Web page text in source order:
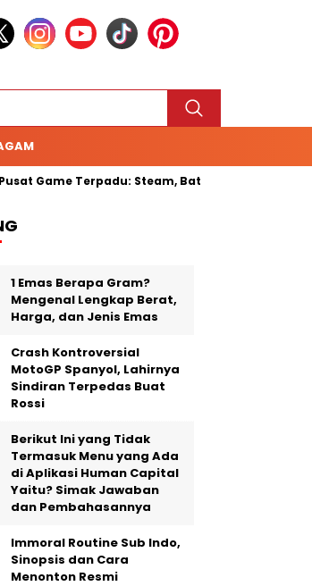
Game Terpadu: Steam, Battle.net, hingga Cloud
1 Emas Berapa Gram?
Mengenal Lengkap Berat,
Harga, dan Jenis Emas
Crash Kontroversial
MotoGP Spanyol, Lahirnya
Sindiran Terpedas Buat
Rossi
Berikut Ini yang Tidak
Termasuk Menu yang Ada
di Aplikasi Human Capital
Yaitu? Simak Jawaban
dan Pembahasannya
Immoral Routine Sub Indo,
Sinopsis dan Cara
Menonton Resmi